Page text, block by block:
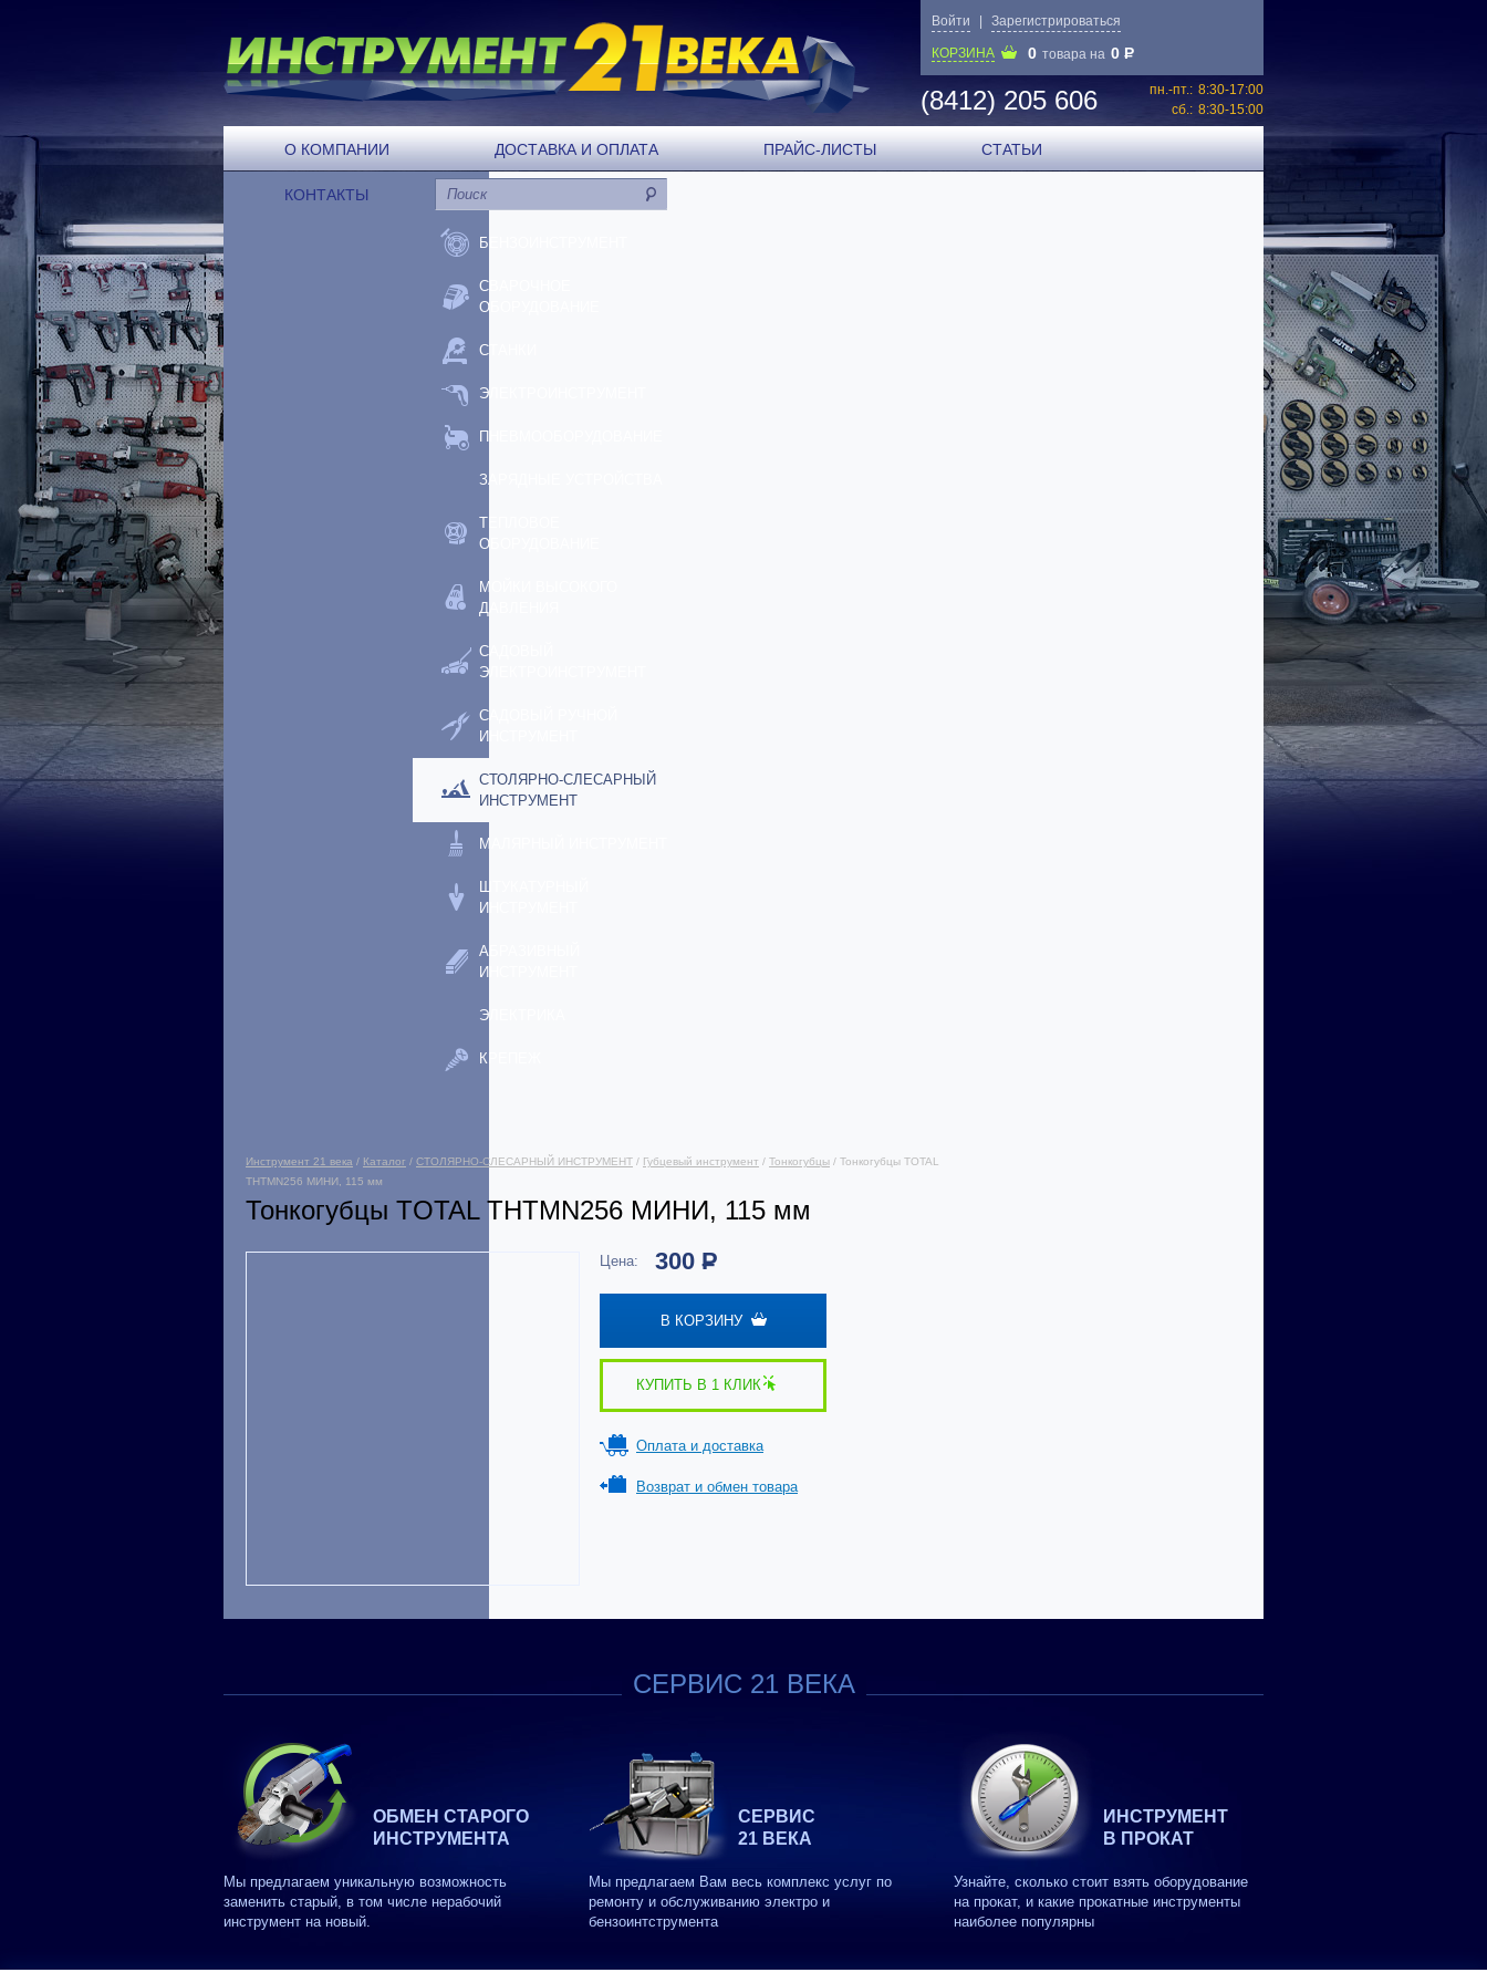
Войти Зарегистрироваться
КОРЗИНА 0 товара на 0 P
(8412) 205 606 пн.-пт.: 8:30-17:00
сб.: 8:30-15:00
О КОМПАНИИ ДОСТАВКА И ОПЛАТА ПРАЙС-ЛИСТЫ СТАТЬИ
КОНТАКТЫ
БЕНЗОИНСТРУМЕНТ
СВАРОЧНОЕ
ОБОРУДОВАНИЕ
СТАНКИ
ЭЛЕКТРОИНСТРУМЕНТ
ПНЕВМООБОРУДОВАНИЕ
ЗАРЯДНЫЕ УСТРОЙСТВА
ТЕПЛОВОЕ
ОБОРУДОВАНИЕ
МОЙКИ ВЫСОКОГО
ДАВЛЕНИЯ
САДОВЫЙ
ЭЛЕКТРОИНСТРУМЕНТ
САДОВЫЙ РУЧНОЙ
ИНСТРУМЕНТ
СТОЛЯРНО-СЛЕСАРНЫЙ
ИНСТРУМЕНТ
МАЛЯРНЫЙ ИНСТРУМЕНТ
ШТУКАТУРНЫЙ
ИНСТРУМЕНТ
АБРАЗИВНЫЙ
ИНСТРУМЕНТ
ЭЛЕКТРИКА
КРЕПЕЖ
Инструмент 21 века / Каталог / СТОЛЯРНО-СЛЕСАРНЫЙ ИНСТРУМЕНТ / Губцевый инструмент / Тонкогубцы / Тонкогубцы TOTAL
THTMN256 МИНИ, 115 мм
Тонкогубцы TOTAL THTMN256 МИНИ, 115 мм
Цена: 300 Р
В КОРЗИНУ
КУПИТЬ В 1 КЛИК
Оплата и доставка
Возврат и обмен товара
СЕРВИС 21 ВЕКА
ОБМЕН СТАРОГО
ИНСТРУМЕНТА
Мы предлагаем уникальную возможность
заменить старый, в том числе нерабочий
инструмент на новый.
СЕРВИС
21 ВЕКА
Мы предлагаем Вам весь комплекс услуг по
ремонту и обслуживанию электро и
бензоинтструмента
ИНСТРУМЕНТ
В ПРОКАТ
Узнайте, сколько стоит взять оборудование
на прокат, и какие прокатные инструменты
наиболее популярны